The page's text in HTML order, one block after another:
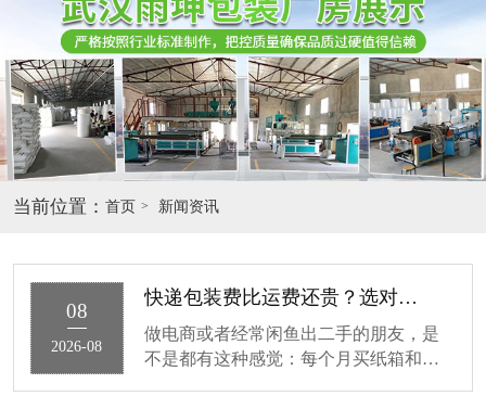
当前位置： 首页 新闻资讯
08
2026-08
快递包装费比运费还贵？选对气泡袋一年省下大几千！
做电商或者经常闲鱼出二手的朋友，是
不是都有这种感觉：每个月买纸箱和气